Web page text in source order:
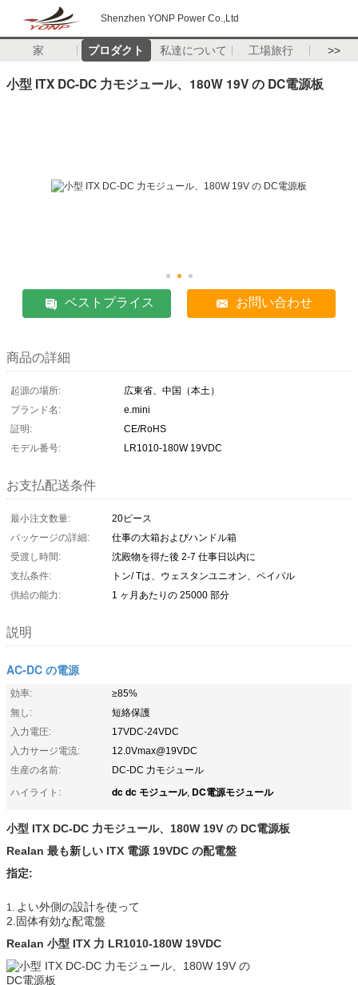
Shenzhen YONP Power Co.,Ltd
家 プロダクト 私達について 工場旅行 >>
小型 ITX DC-DC 力モジュール、180W 19V の DC電源板
ベストプライス お問い合わせ
商品の詳細
起源の場所:
広東省、中国（本土）
ブランド名:
e.mini
証明:
CE/RoHS
モデル番号:
LR1010-180W 19VDC
お支払配送条件
最小注文数量:
20ピース
パッケージの詳細:
仕事の大箱およびハンドル箱
受渡し時間:
沈殿物を得た後 2-7 仕事日以内に
支払条件:
トン/ Tは、ウェスタンユニオン、ペイパル
供給の能力:
1 ヶ月あたりの 25000 部分
説明
AC-DC の電源
効率:
≥85%
無し:
短絡保護
入力電圧:
17VDC-24VDC
入力サージ電流:
12.0Vmax@19VDC
生産の名前:
DC-DC 力モジュール
ハイライト:
dc dc モジュール, DC電源モジュール
小型 ITX DC-DC 力モジュール、180W 19V の DC電源板
Realan 最も新しい ITX 電源 19VDC の配電盤
指定:
1. よい外側の設計を使って
2.固体有効な配電盤
Realan 小型 ITX 力 LR1010-180W 19VDC